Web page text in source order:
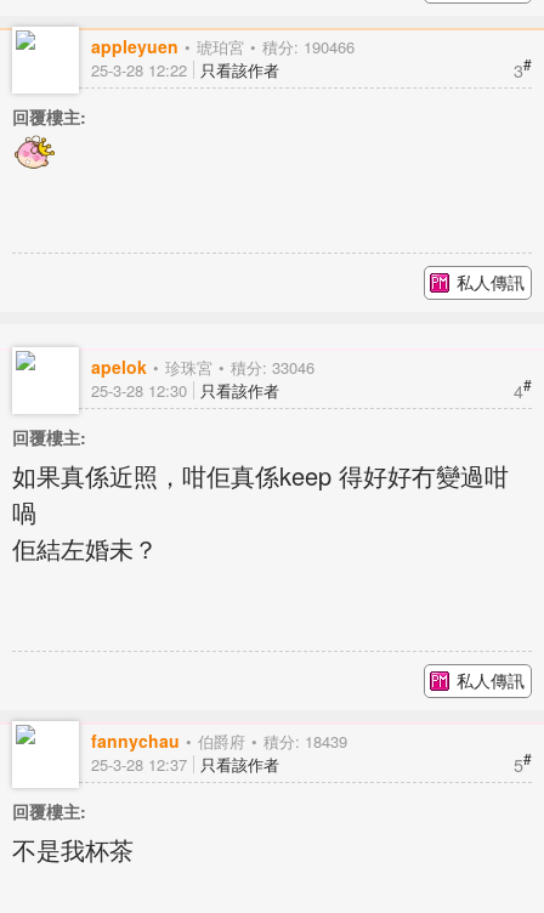
appleyuen 琥珀宮 積分: 190466
3#
25-3-28 12:22 只看該作者
回覆樓主:
私人傳訊
apelok 珍珠宮 積分: 33046
4#
25-3-28 12:30 只看該作者
回覆樓主:
如果真係近照，咁佢真係keep 得好好冇變過咁
喎
佢結左婚未？
私人傳訊
fannychau 伯爵府 積分: 18439
5#
25-3-28 12:37 只看該作者
回覆樓主:
不是我杯茶